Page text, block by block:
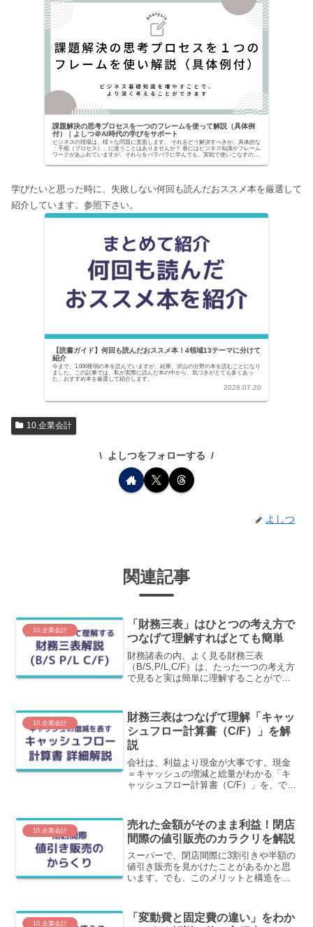
課題解決の思考プロセスを一つのフレームを使って解説（具体例
付）｜よしつ＠AI時代の学びをサポート
ビジネスの現場は、様々な問題に直面します。 それをどう解決すべきか、具体的な
「手順（プロセス）」に迷うことはありませんか？ 巷にはビジネス知識やフレーム
ワークがあふれていますが、それらをバラバラに学んでも、実戦で使いこなすのは
学びたいと思った時に、失敗しない何回も読んだおススメ本を厳選して
紹介しています。参照下さい。
【読書ガイド】何回も読んだおススメ本！4領域13テーマに分けて
紹介
今まで、1,000冊弱の本を読んでいますが、結果、沢山の分野の本を読むことになり
ました。この記事では、私が実際に読んだ本の中から、気づきがとても多くあっ
た、おすすめ本を厳選して紹介します。
2026.07.20
10.企業会計
よしつをフォローする
よしつ
関連記事
10.企業会計
「財務三表」はひとつの考え方で
つなげて理解すればとても簡単
財務諸表の内、よく見る財務三表
（B/S,P/L,C/F）は、たった一つの考え方
で見ると実は簡単に理解することができ
表をわかりやすく解説しています。
10.企業会計
財務三表はつなげて理解「キャッ
シュフロー計算書（C/F）」を解
説
会社は、利益より現金が大事です。現金
＝キャッシュの増減と総量がわかる「キ
ャッシュフロー計算書（C/F）」を、でき
10.企業会計
売れた金額がそのまま利益！閉店
間際の値引販売のカラクリを解説
スーパーで、閉店間際に3割引きや半額の
値引き販売を見かけたことがあるかと思
います。でも、このメリットと構造を具
ます。このメリットと構造をわかりやす
く解説します。
10.企業会計
「変動費と固定費の違い」をわか